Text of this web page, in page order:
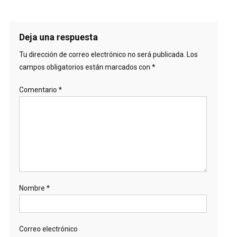
Deja una respuesta
Tu dirección de correo electrónico no será publicada. Los
campos obligatorios están marcados con *
Comentario *
Nombre *
Correo electrónico